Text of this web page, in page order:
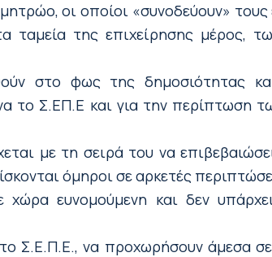
οι οποίοι «συνοδεύουν»
ταμεία της επιχείρησης
στο φως της δημοσιότητας
το Σ.ΕΠ.Ε και για την περίπτωση
με τη σειρά του να
όμηροι σε αρκετές
χώρα ευνομούμενη και δεν
Σ.Ε.Π.Ε., να προχωρήσουν άμεσα σε